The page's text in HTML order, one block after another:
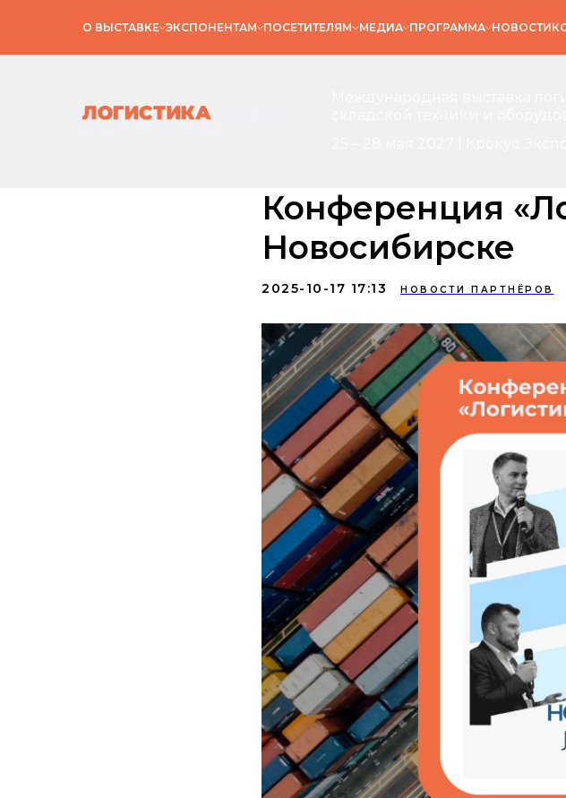
О ВЫСТАВКЕ ЭКСПОНЕНТАМ ПОСЕТИТЕЛЯМ МЕДИА ПРОГРАММА НОВОСТИ
Конференция
Новосибирске
2025-10-17 17:13 НОВОСТИ ПАРТНЁРОВ